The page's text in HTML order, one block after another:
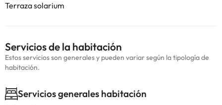
Terraza solarium
Servicios de la habitación
Estos servicios son generales y pueden variar según la tipología de
habitación.
Servicios generales habitación